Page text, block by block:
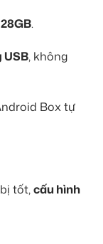
.
USB, không
Box tự
tốt,cấu hình